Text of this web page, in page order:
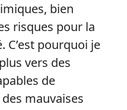
bien
risques pour la
C’est pourquoi je
vers des
de
mauvaises